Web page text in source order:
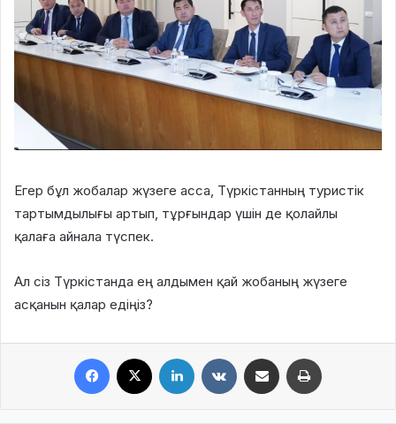
Егер бұл жобалар жүзеге асса, Түркістанның туристік
тартымдылығы артып, тұрғындар үшін де қолайлы
қалаға айнала түспек.
Ал сіз Түркістанда ең алдымен қай жобаның жүзеге
асқанын қалар едіңіз?